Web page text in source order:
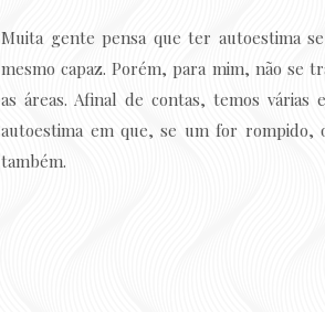
Muita gente pensa que ter autoestima
mesmo capaz. Porém, para mim, não se
as áreas. Afinal de contas, temos várias
autoestima em que, se um for rompido,
também.